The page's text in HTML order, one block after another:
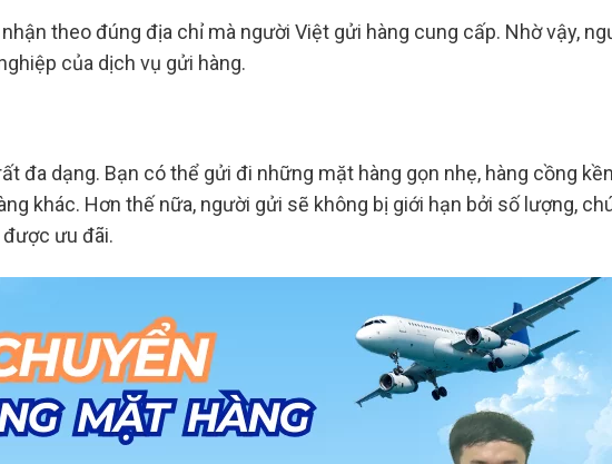
theo đúng địa chỉ mà người Việt gửi hàng cung cấp. Nhờ vậy,
của dịch vụ gửi hàng.
đa dạng. Bạn có thể gửi đi những mặt hàng gọn nhẹ, hàng cồng
khác. Hơn thế nữa, người gửi sẽ không bị giới hạn bởi số lượng,
ưu đãi.